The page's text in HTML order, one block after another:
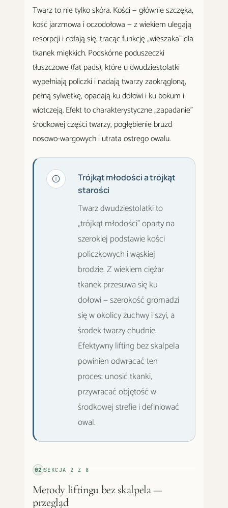
Twarz to nie tylko skóra. Kości — głównie szczęka,
kość jarzmowa i oczodołowa — z wiekiem ulegają
resorpcji i cofają się, tracąc funkcję „wieszaka" dla
tkanek miękkich. Podskórne poduszeczki
tłuszczowe (fat pads), które u dwudziestolatki
wypełniają policzki i nadają twarzy zaokrągloną,
pełną sylwetkę, opadają ku dołowi i ku bokum i
wiotczeją. Efekt to charakterystyczne „zapadanie"
środkowej części twarzy, pogłębienie bruzd
nosowo-wargowych i utrata ostrego owalu.
Trójkąt młodości a trójkąt
starości
Twarz dwudziestolatki to
„trójkąt młodości" oparty na
szerokiej podstawie kości
policzkowych i wąskiej
brodzie. Z wiekiem ciężar
tkanek przesuwa się ku
dołowi — szerokość gromadzi
się w okolicy żuchwy i szyi, a
środek twarzy chudnie.
Efektywny lifting bez skalpela
powinien odwracać ten
proces: unosić tkanki,
przywracać objętość w
środkowej strefie i definiować
owal.
02 SEKCJA 2 Z 8
Metody liftingu bez skalpela —
przegląd